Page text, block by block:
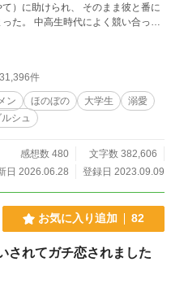
）に助けられ、 そのまま彼と番に
競い合って
は、あの頃とは違って慧に 優し
との新婚生活をと
ど、ある日ふと思った。 ――運
を好きって思いこんじゃって
上げた本 当の夫夫になりたい！
恋をしてもらうべく、とある作戦
りがとうございます💖 9/20 ベ
大賞参加します。完結でき
いします🩷 初日のrankingは３位で
。可愛がって頂けますように♡
件
ン ほのぼの 大学生
溺愛
シュ
感想数 480
文字数 382,606
日 2026.06.28
登録日 2023.09.09
お気に入り追加 82
されてガチ恋されました